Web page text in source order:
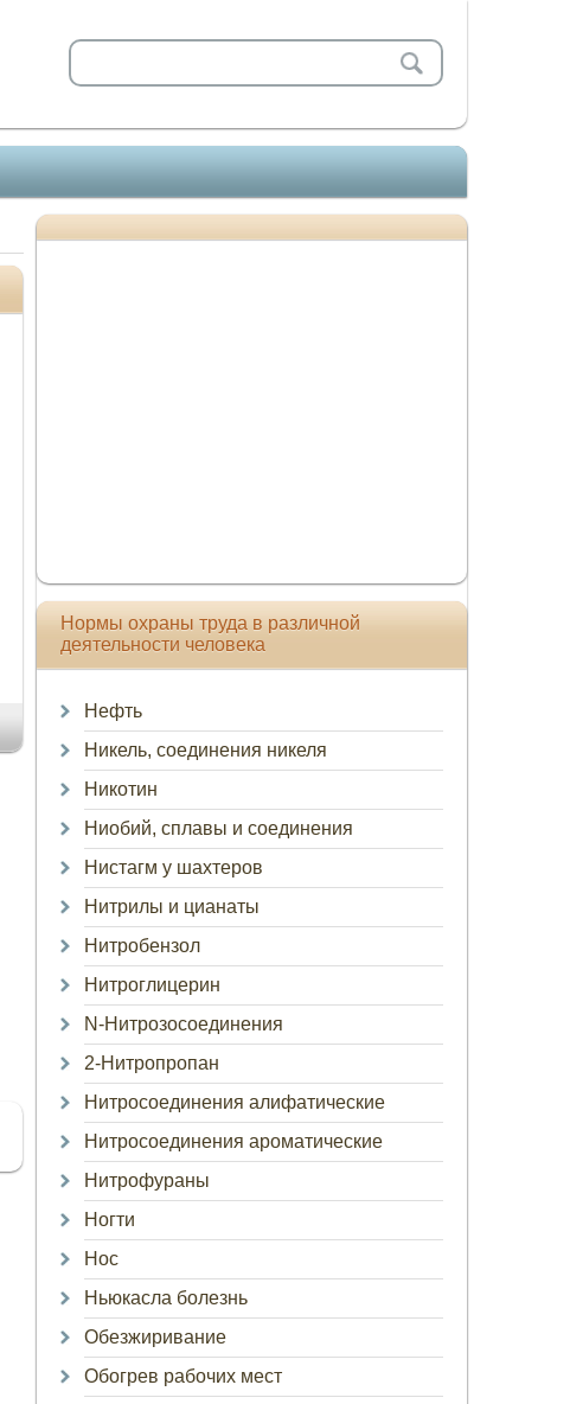
Нормы охраны труда в различной
деятельности человека
Нефть
Никель, соединения никеля
Никотин
Ниобий, сплавы и соединения
Нистагм у шахтеров
Нитрилы и цианаты
Нитробензол
Нитроглицерин
N-Нитрозосоединения
2-Нитропропан
Нитросоединения алифатические
Нитросоединения ароматические
Нитрофураны
Ногти
Нос
Ньюкасла болезнь
Обезжиривание
Обогрев рабочих мест